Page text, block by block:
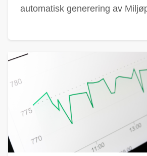
automatisk generering av